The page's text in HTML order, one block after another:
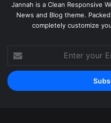
Jannah is a Clean Responsive
News and Blog theme.
completely customize
your
Email
address